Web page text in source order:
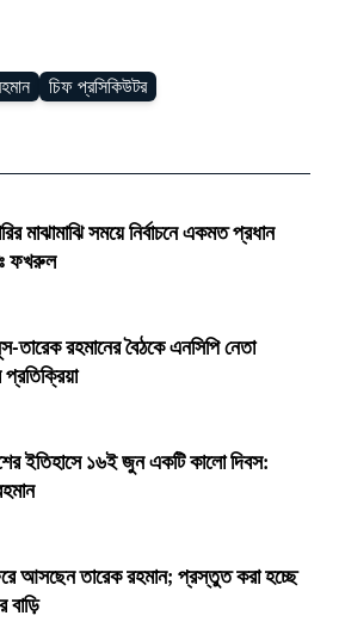
চিফ প্রসিকিউটর
মাঝামাঝি সময়ে নির্বাচনে একমত প্রধান
ফখরুল
রহমানের বৈঠকে এনসিপি নেতা
ইতিহাসে ১৬ই জুন একটি কালো দিবস:
আসছেন তারেক রহমান; প্রস্তুত করা হচ্ছে
বাড়ি